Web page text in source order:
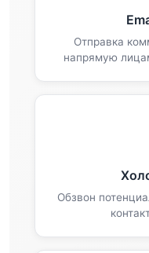
Отправка
напрямую
Обзвон